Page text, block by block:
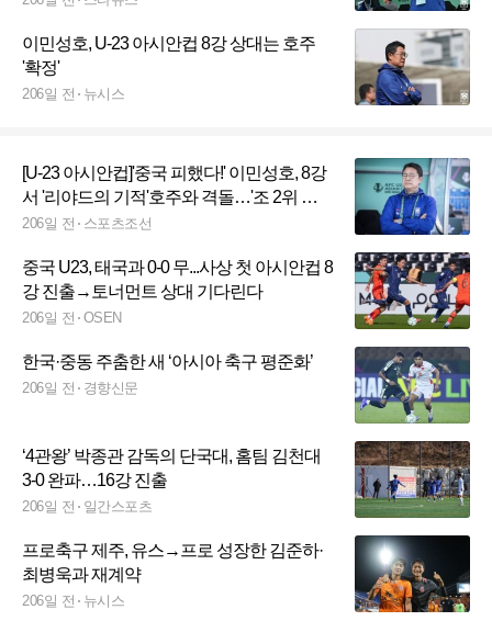
이민성호, U-23 아시안컵 8강 상대는 호주
'확정'
206일 전 뉴시스
[U-23 아시안컵]'중국 피했다!' 이민성호, 8강
서 '리야드의 기적'호주와 격돌…'조 2위 추
락' 中은 우즈벡 상대
206일 전 스포츠조선
중국 U23, 태국과 0-0 무...사상 첫 아시안컵 8
강 진출→토너먼트 상대 기다린다
206일 전 OSEN
한국·중동 주춤한 새 ‘아시아 축구 평준화’
206일 전 경향신문
‘4관왕’ 박종관 감독의 단국대, 홈팀 김천대
3-0 완파…16강 진출
206일 전 일간스포츠
프로축구 제주, 유스→프로 성장한 김준하·
최병욱과 재계약
206일 전 뉴시스